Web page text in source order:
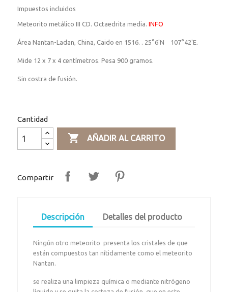
Impuestos incluidos
Meteorito metálico III CD. Octaedrita media.INFO
Área Nantan-Ladan, China, Caido en 1516. . 25°6'N 107°42'E.
Mide 12 x 7 x 4 centímetros. Pesa 900 gramos.
Sin costra de fusión.
Cantidad
 AÑADIR AL CARRITO
Compartir
Descripción Detalles del producto
Ningún otro meteorito presenta los cristales de que
están compuestos tan nítidamente como el meteorito
Nantan.
se realiza una limpieza química o mediante nitrógeno